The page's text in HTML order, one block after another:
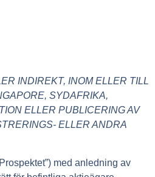
INDIREKT, INOM ELLER TILL
SYDAFRIKA,
ELLER PUBLICERING AV
ELLER ANDRA
med anledning av